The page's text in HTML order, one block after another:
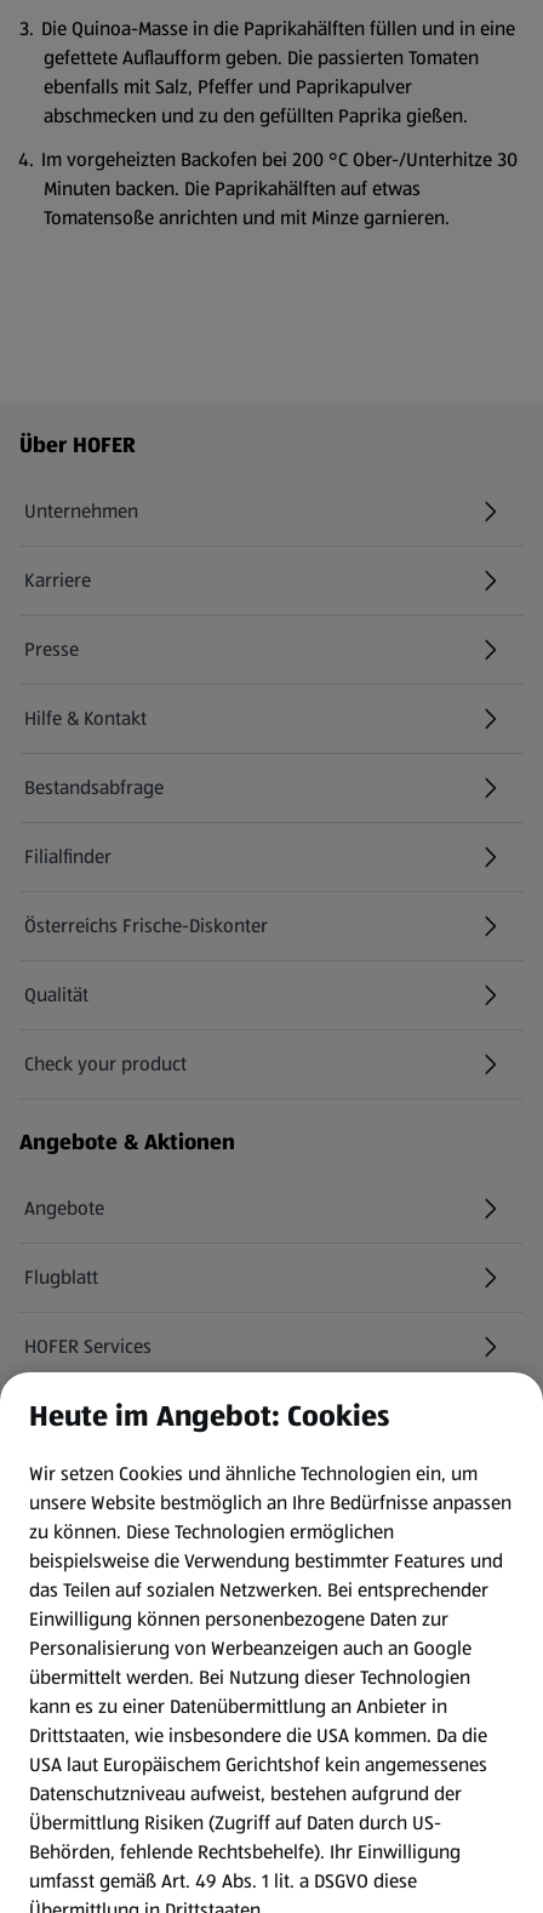
Die Quinoa-Masse in die Paprikahälften füllen und in eine
gefettete Auflaufform geben. Die passierten Tomaten
ebenfalls mit Salz, Pfeffer und Paprikapulver
abschmecken und zu den gefüllten Paprika gießen.
Im vorgeheizten Backofen bei 200 °C Ober-/Unterhitze 30
Minuten backen. Die Paprikahälften auf etwas
Tomatensoße anrichten und mit Minze garnieren.
Fußzeilenmenü - weitere Links
Über HOFER
Unternehmen
Karriere
(öffnet in einem neuen Tab)
Presse
Hilfe & Kontakt
(öffnet in einem neuen Tab)
Bestandsabfrage
(öffnet in einem neuen Tab)
Filialfinder
Österreichs Frische-Diskonter
Qualität
Check your product
(öffnet in einem neuen Tab)
Angebote & Aktionen
Angebote
Flugblatt
HOFER Services
Newsletter
WhatsApp
Gewinnspiele
Mein HOFER. Meine Einkäufe.
Meine Meinung. Mein HOFER.
Gutscheingroßbestellung
(öffnet in einem neuen Tab)
Folge uns hier:
Heute im Angebot: Cookies
Wir setzen Cookies und ähnliche Technologien ein, um
unsere Website bestmöglich an Ihre Bedürfnisse anpassen
zu können. Diese Technologien ermöglichen
beispielsweise die Verwendung bestimmter Features und
das Teilen auf sozialen Netzwerken. Bei entsprechender
Einwilligung können personenbezogene Daten zur
Personalisierung von Werbeanzeigen auch an Google
übermittelt werden. Bei Nutzung dieser Technologien
kann es zu einer Datenübermittlung an Anbieter in
Drittstaaten, wie insbesondere die USA kommen. Da die
USA laut Europäischem Gerichtshof kein angemessenes
Datenschutzniveau aufweist, bestehen aufgrund der
Übermittlung Risiken (Zugriff auf Daten durch US-
Behörden, fehlende Rechtsbehelfe). Ihr Einwilligung
umfasst gemäß Art. 49 Abs. 1 lit. a DSGVO diese